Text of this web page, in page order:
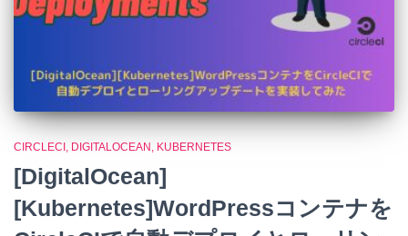
CIRCLECI DIGITALOCEAN KUBERNETES
[DigitalOcean]
[Kubernetes]WordPressコンテナを